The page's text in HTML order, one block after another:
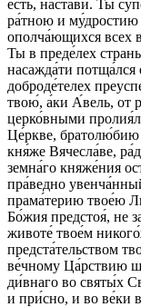
есть, наста́ви. Ты
ра́тною и му́дростию
ополча́ющихся всех
Ты в преде́лех
насажда́ти потща́лся
доброде́телех
твою́, а́ки А́вель, от
церко́вными
Це́ркве,
кня́же Вячесла́ве,
земна́го княже́ния
пра́ведно
прама́терию твое́ю
Бо́жия предстоя́, не
животе́ твое́м
предста́тельством
ве́чному Ца́рствию
ди́внаго во святы́х
и при́сно, и во ве́ки